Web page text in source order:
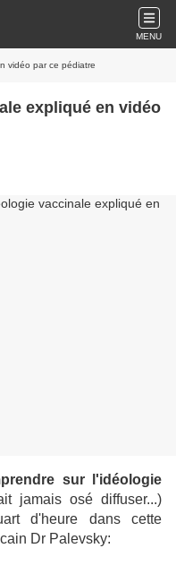
MENU
vidéo par ce pédiatre
expliqué en vidéo
sur l'idéologie
jamais osé diffuser...)
d'heure dans cette
Dr Palevsky: